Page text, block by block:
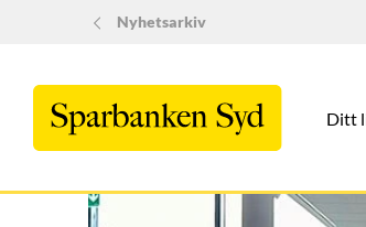
Nyhetsarkiv
Ditt